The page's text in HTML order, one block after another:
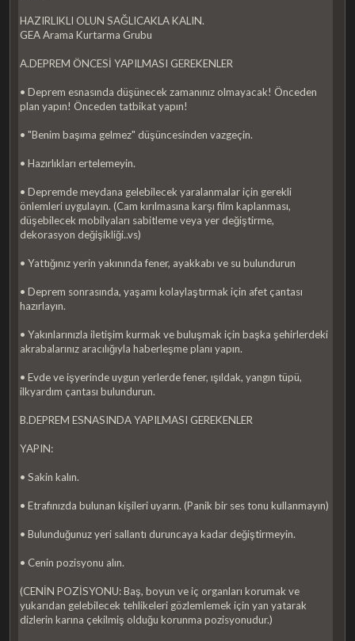
HAZIRLIKLI OLUN SAĞLICAKLA KALIN.
GEA Arama Kurtarma Grubu
A.DEPREM ÖNCESİ YAPILMASI GEREKENLER
• Deprem esnasında düşünecek zamanınız olmayacak! Önceden
plan yapın! Önceden tatbikat yapın!
• "Benim başıma gelmez" düşüncesinden vazgeçin.
• Hazırlıkları ertelemeyin.
• Depremde meydana gelebilecek yaralanmalar için gerekli
önlemleri uygulayın. (Cam kırılmasına karşı film kaplanması,
düşebilecek mobilyaları sabitleme veya yer değiştirme,
dekorasyon değişikliği..vs)
• Yattığınız yerin yakınında fener, ayakkabı ve su bulundurun
• Deprem sonrasında, yaşamı kolaylaştırmak için afet çantası
hazırlayın.
• Yakınlarınızla iletişim kurmak ve buluşmak için başka şehirlerdeki
akrabalarınız aracılığıyla haberleşme planı yapın.
• Evde ve işyerinde uygun yerlerde fener, ışıldak, yangın tüpü,
ilkyardım çantası bulundurun.
B.DEPREM ESNASINDA YAPILMASI GEREKENLER
YAPIN:
• Sakin kalın.
• Etrafınızda bulunan kişileri uyarın. (Panik bir ses tonu kullanmayın)
• Bulunduğunuz yeri sallantı duruncaya kadar değiştirmeyin.
• Cenin pozisyonu alın.
(CENİN POZİSYONU: Baş, boyun ve iç organları korumak ve
yukarıdan gelebilecek tehlikeleri gözlemlemek için yan yatarak
dizlerin karına çekilmiş olduğu korunma pozisyonudur.)